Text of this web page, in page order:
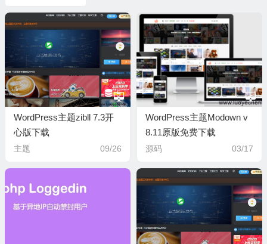
WordPress主题zibll 7.3开
心版下载
主题
5
09/26
WordPress主题Modown v
8.11原版免费下载
源码 03/17